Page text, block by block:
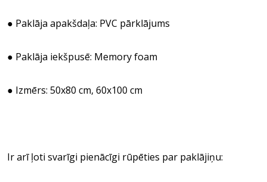
● Paklāja apakšdaļa: PVC pārklājums
● Paklāja iekšpusē: Memory foam
● Izmērs: 50x80 cm, 60x100 cm
Ir arī ļoti svarīgi pienācīgi rūpēties par paklājiņu: